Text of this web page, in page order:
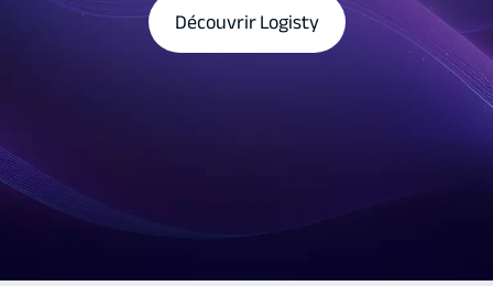
Découvrir Logisty